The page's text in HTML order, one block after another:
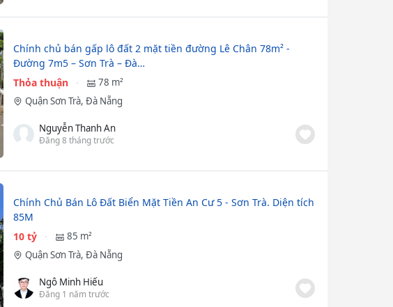
Chính chủ bán gấp lô đất 2 mặt tiền đường Lê Chân 78m² -
Đường 7m5 – Sơn Trà – Đà…
Thỏa thuận
78 m²
Quận Sơn Trà, Đà Nẵng
Nguyễn Thanh An
Đăng 8 tháng trước
Chính Chủ Bán Lô Đất Biển Mặt Tiền An Cư 5 - Sơn Trà. Diện tích
85M
10 tỷ
85 m²
Quận Sơn Trà, Đà Nẵng
Ngô Minh Hiếu
Đăng 1 năm trước